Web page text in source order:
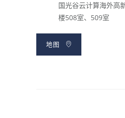
国光谷云计算海外高
楼508室、509室
地图